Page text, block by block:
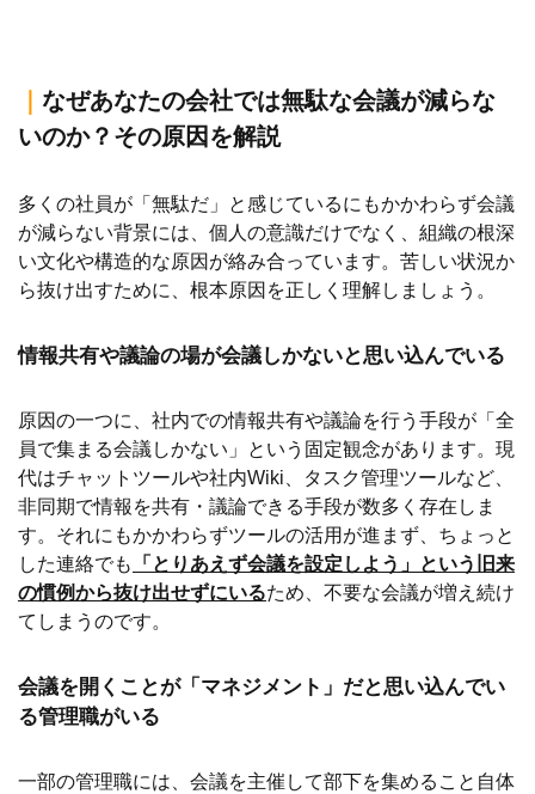
なぜあなたの会社では無駄な会議が減らな
いのか？その原因を解説
多くの社員が「無駄だ」と感じているにもかかわらず会議
が減らない背景には、個人の意識だけでなく、組織の根深
い文化や構造的な原因が絡み合っています。苦しい状況か
ら抜け出すために、根本原因を正しく理解しましょう。
情報共有や議論の場が会議しかないと思い込んでいる
原因の一つに、社内での情報共有や議論を行う手段が「全
員で集まる会議しかない」という固定観念があります。現
代はチャットツールや社内Wiki、タスク管理ツールなど、
非同期で情報を共有・議論できる手段が数多く存在しま
す。それにもかかわらずツールの活用が進まず、ちょっと
した連絡でも
「とりあえず会議を設定しよう」という旧来
の慣例から抜け出せずにいるため、不要な会議が増え続け
てしまうのです。
会議を開くことが「マネジメント」だと思い込んでい
る管理職がいる
一部の管理職には、会議を主催して部下を集めること自体